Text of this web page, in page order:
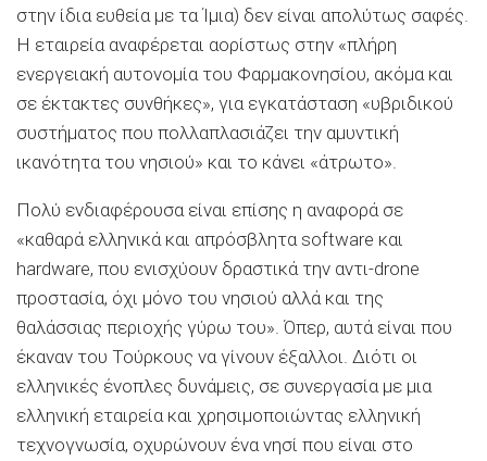
στην ίδια ευθεία με τα Ίμια) δεν είναι απολύτως σαφές.
Η εταιρεία αναφέρεται αορίστως στην «πλήρη
ενεργειακή αυτονομία του Φαρμακονησίου, ακόμα και
σε έκτακτες συνθήκες», για εγκατάσταση «υβριδικού
συστήματος που πολλαπλασιάζει την αμυντική
ικανότητα του νησιού» και το κάνει «άτρωτο».
Πολύ ενδιαφέρουσα είναι επίσης η αναφορά σε
«καθαρά ελληνικά και απρόσβλητα software και
hardware, που ενισχύουν δραστικά την αντι-drone
προστασία, όχι μόνο του νησιού αλλά και της
θαλάσσιας περιοχής γύρω του». Όπερ, αυτά είναι που
έκαναν του Τούρκους να γίνουν έξαλλοι. Διότι οι
ελληνικές ένοπλες δυνάμεις, σε συνεργασία με μια
ελληνική εταιρεία και χρησιμοποιώντας ελληνική
τεχνογνωσία, οχυρώνουν ένα νησί που είναι στο